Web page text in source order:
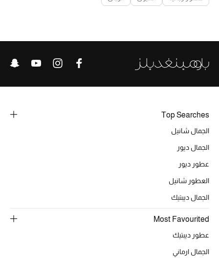
Top Searches
الجمال شانيل
الجمال ديور
عطور ديور
العطور شانيل
الجمال ديبتيك
Most Favourited
عطور ديبتيك
الجمال ارماني